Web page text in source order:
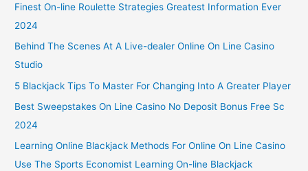
Finest On-line Roulette Strategies Greatest Information Ever
2024
Behind The Scenes At A Live-dealer Online On Line Casino
Studio
5 Blackjack Tips To Master For Changing Into A Greater Player
Best Sweepstakes On Line Casino No Deposit Bonus Free Sc
2024
Learning Online Blackjack Methods For Online On Line Casino
Use The Sports Economist Learning On-line Blackjack